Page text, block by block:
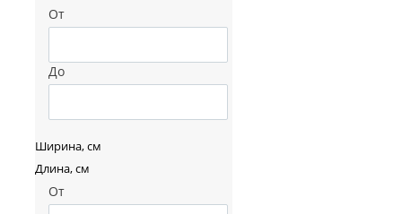
От
До
Ширина, см
Длина, см
От